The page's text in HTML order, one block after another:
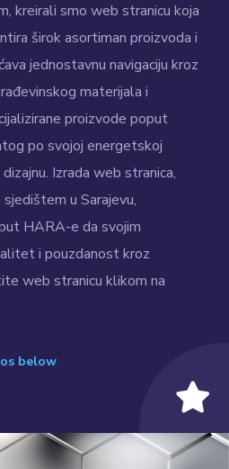
kreirali smo web stranicu koja
širok asortiman proizvoda i
jednostavnu navigaciju kroz
materijala i
proizvode poput
po svojoj energetskoj
Izrada web stranica,
u Sarajevu,
HARA-e da svojim
i pouzdanost kroz
web stranicu klikom na
below